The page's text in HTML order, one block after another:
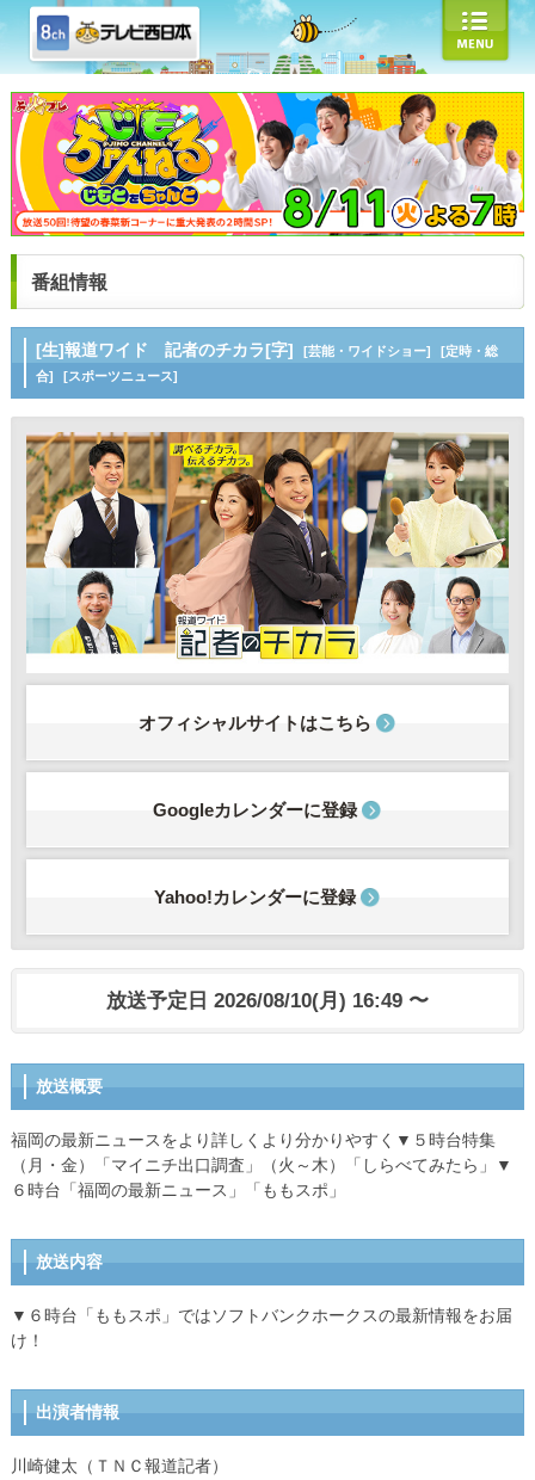
番組情報
[生]報道ワイド 記者のチカラ[字] [芸能・ワイドショー]
[定時・総
合]
[スポーツニュース]
オフィシャルサイトはこちら
Googleカレンダーに登録
Yahoo!カレンダーに登録
放送予定日 2026/08/10(月) 16:49 〜
放送概要
福岡の最新ニュースをより詳しくより分かりやすく▼５時台特集
（月・金）「マイニチ出口調査」（火～木）「しらべてみたら」▼
６時台「福岡の最新ニュース」「ももスポ」
放送内容
▼６時台「ももスポ」ではソフトバンクホークスの最新情報をお届
け！
出演者情報
川崎健太（ＴＮＣ報道記者）